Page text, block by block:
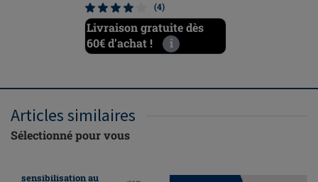
(4)
Livraison gratuite dès
60€ d’achat !
i
Articles similaires
Sélectionné pour vous
sensibilisation au